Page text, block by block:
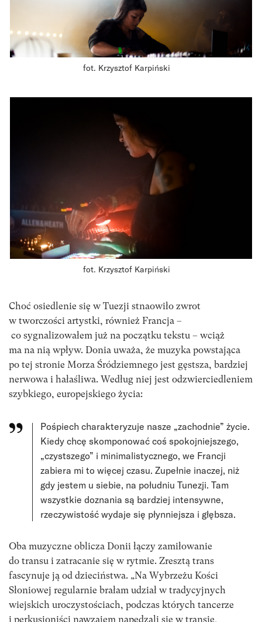
fot. Krzysztof Karpiński
fot. Krzysztof Karpiński
Choć osiedlenie się w Tuezji stnaowiło zwrot
w tworczości artystki, również Francja –
co sygnalizowałem już na początku tekstu – wciąż
ma na nią wpływ. Donia uważa, że muzyka powstająca
po tej stronie Morza Śródziemnego jest gęstsza, bardziej
nerwowa i hałaśliwa. Według niej jest odzwierciedleniem
szybkiego, europejskiego życia:
Pośpiech charakteryzuje nasze „zachodnie” życie.
Kiedy chcę skomponować coś spokojniejszego,
„czystszego” i minimalistycznego, we Francji
zabiera mi to więcej czasu. Zupełnie inaczej, niż
gdy jestem u siebie, na południu Tunezji. Tam
wszystkie doznania są bardziej intensywne,
rzeczywistość wydaje się płynniejsza i głębsza.
Oba muzyczne oblicza Donii łączy zamiłowanie
do transu i zatracanie się w rytmie. Zresztą trans
fascynuje ją od dzieciństwa. „Na Wybrzeżu Kości
Słoniowej regularnie brałam udział w tradycyjnych
wiejskich uroczystościach, podczas których tancerze
i perkusjoniści nawzajem napędzali się w transie,